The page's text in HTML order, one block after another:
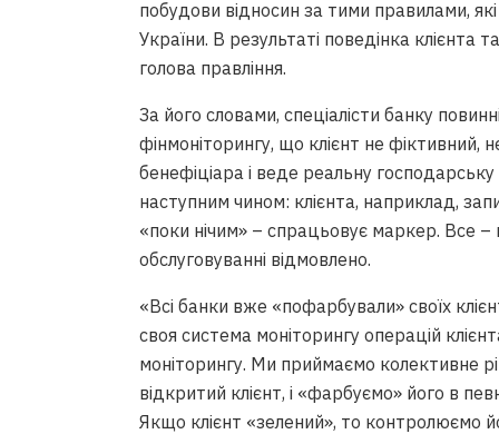
побудови відносин за тими правилами,
України. В результаті поведінка клієнта
голова правління.
За його словами, спеціалісти банку
фінмоніторингу, що клієнт не
бенефіціара і веде реальну
наступним чином: клієнта, наприклад,
«поки нічим» – спрацьовує маркер. Все –
обслуговуванні відмовлено.
«Всі банки вже «пофарбували» своїх
своя система моніторингу операцій
моніторингу. Ми приймаємо колективне
відкритий клієнт, і «фарбуємо» його в
Якщо клієнт «зелений», то контролюємо